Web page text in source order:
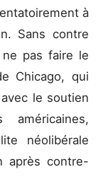
à
Sans contre
pas faire le
Chicago, qui
le soutien
américaines,
néolibérale
après contre-